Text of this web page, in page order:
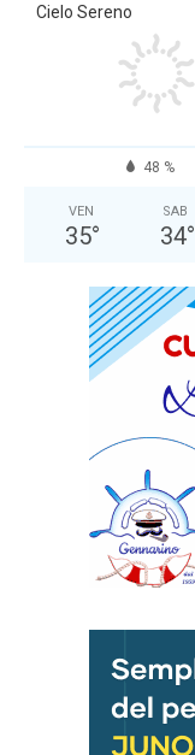
Cielo Sereno
48 %
VEN
35°
SAB
34°